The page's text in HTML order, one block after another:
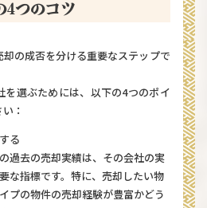
4つのコツ
の成否を分ける重要なステップで
を選ぶためには、以下の4つのポイ
：
る
過去の売却実績は、その会社の実
な指標です。特に、売却したい物
プの物件の売却経験が豊富かどう